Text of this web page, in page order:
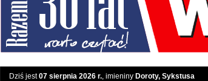
Dziś jest07 sierpnia 2026 r., imieniny Doroty, Sykstusa